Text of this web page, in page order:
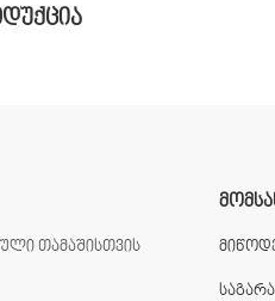
თამაშისთვის